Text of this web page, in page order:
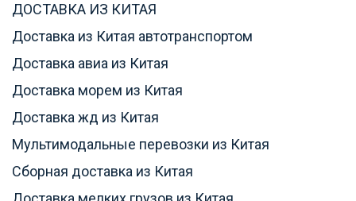
ДОСТАВКА ИЗ КИТАЯ
Доставка из Китая автотранспортом
Доставка авиа из Китая
Доставка морем из Китая
Доставка жд из Китая
Мультимодальные перевозки из Китая
Сборная доставка из Китая